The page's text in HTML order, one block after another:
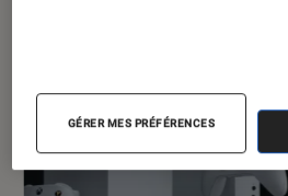
GÉRER MES PRÉFÉRENCES